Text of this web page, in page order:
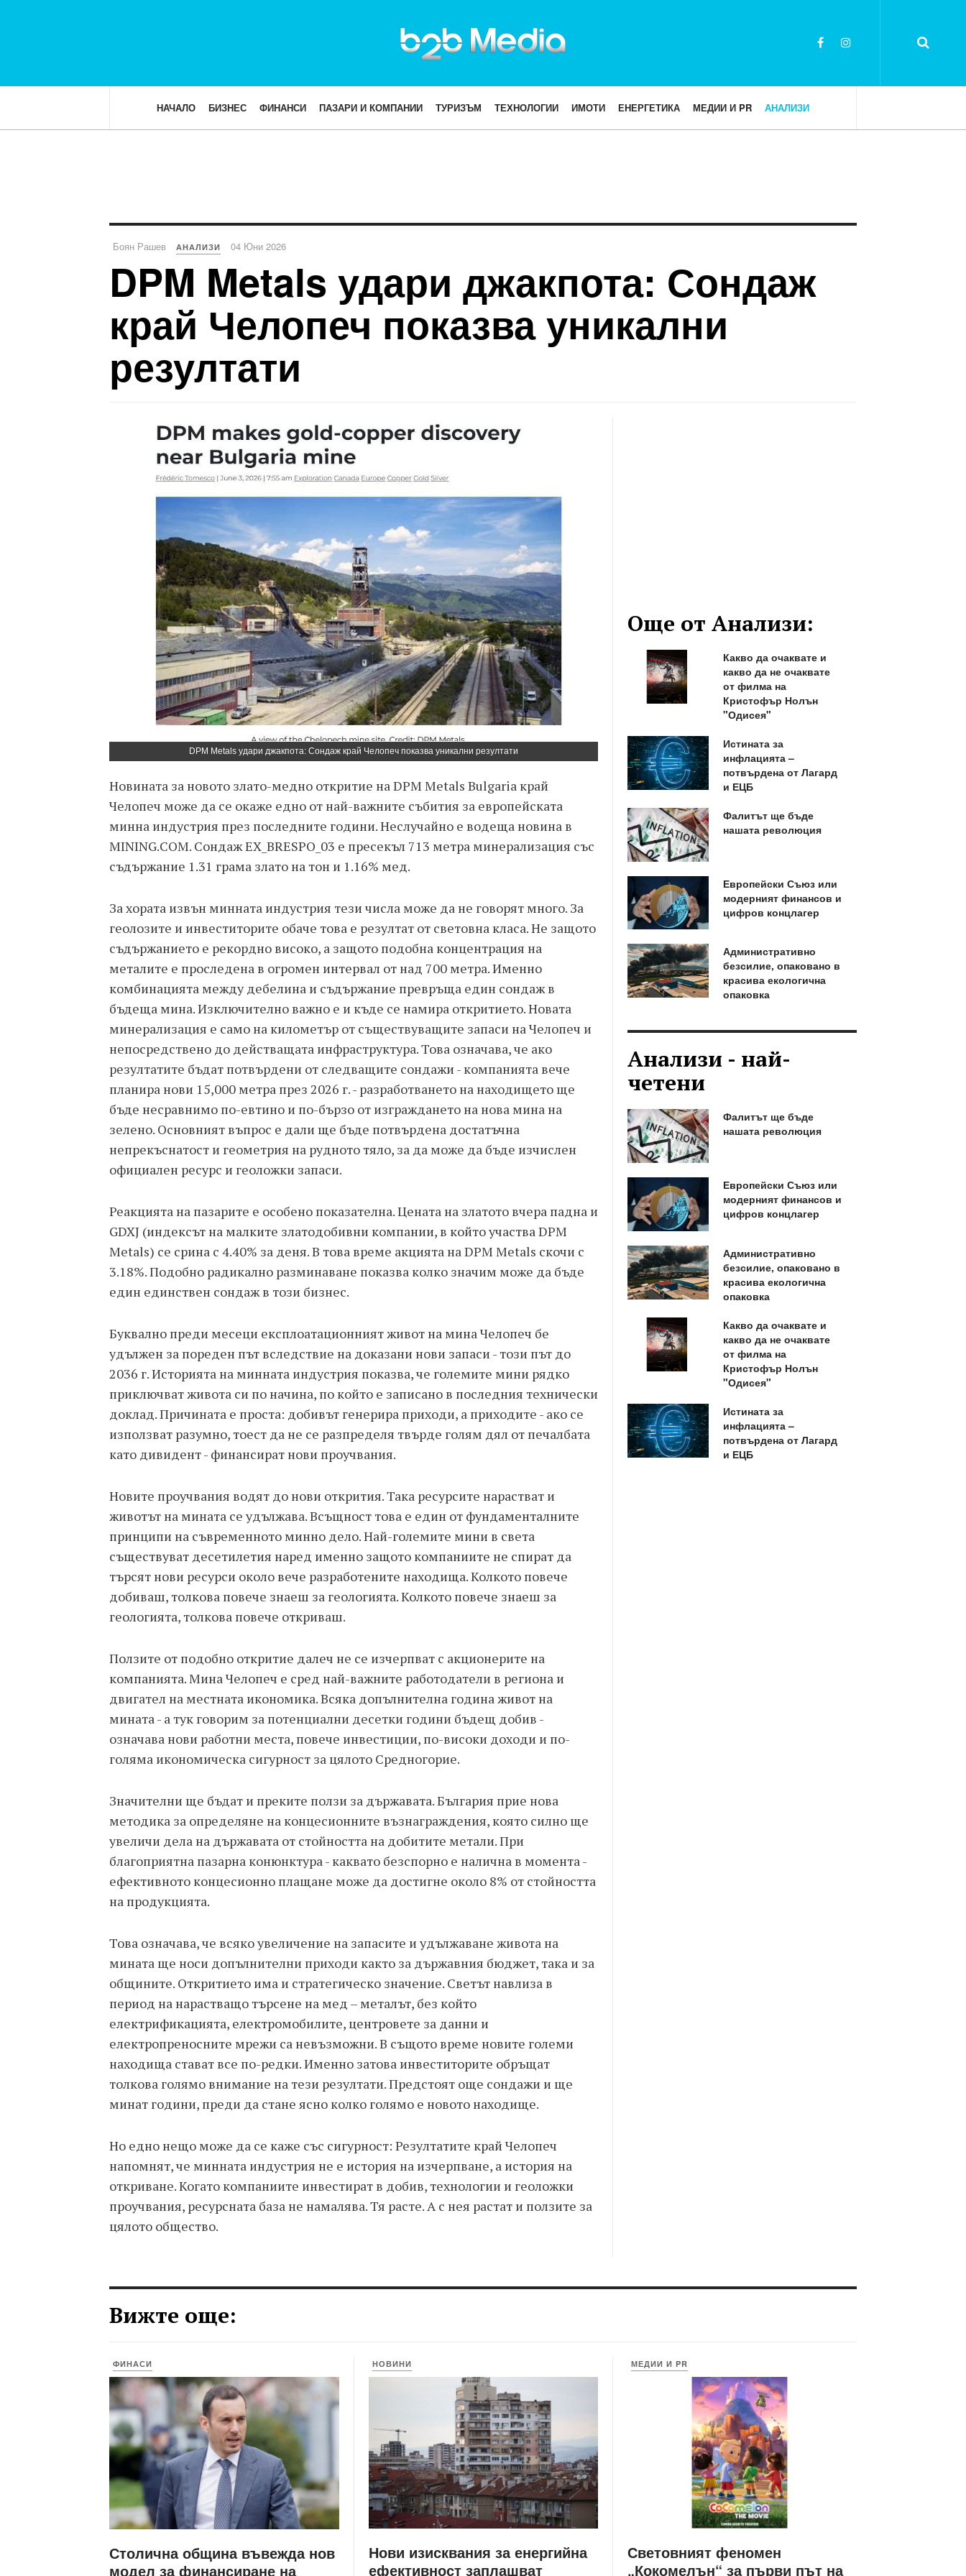
НАЧАЛО БИЗНЕС ФИНАНСИ ПАЗАРИ И КОМПАНИИ ТУРИЗЪМ ТЕХНОЛОГИИ ИМОТИ ЕНЕРГЕТИКА МЕДИИ И PR АНАЛИЗИ
Боян Рашев АНАЛИЗИ 04 Юни 2026
DPM Metals удари джакпота: Сондаж
край Челопеч показва уникални
резултати
DPM Metals удари джакпота: Сондаж край Челопеч показва уникални резултати
Новината за новото злато-медно откритие на DPM Metals Bulgaria край
Челопеч може да се окаже едно от най-важните събития за европейската
минна индустрия през последните години. Неслучайно е водеща новина в
MINING.COM. Сондаж EX_BRESPO_03 е пресекъл 713 метра минерализация със
съдържание 1.31 грама злато на тон и 1.16% мед.
За хората извън минната индустрия тези числа може да не говорят много. За
геолозите и инвеститорите обаче това е резултат от световна класа. Не защото
съдържанието е рекордно високо, а защото подобна концентрация на
металите е проследена в огромен интервал от над 700 метра. Именно
комбинацията между дебелина и съдържание превръща един сондаж в
бъдеща мина. Изключително важно е и къде се намира откритието. Новата
минерализация е само на километър от съществуващите запаси на Челопеч и
непосредствено до действащата инфраструктура. Това означава, че ако
резултатите бъдат потвърдени от следващите сондажи - компанията вече
планира нови 15,000 метра през 2026 г. - разработването на находището ще
бъде несравнимо по-евтино и по-бързо от изграждането на нова мина на
зелено. Основният въпрос е дали ще бъде потвърдена достатъчна
непрекъснатост и геометрия на рудното тяло, за да може да бъде изчислен
официален ресурс и геоложки запаси.
Реакцията на пазарите е особено показателна. Цената на златото вчера падна и
GDXJ (индексът на малките златодобивни компании, в който участва DPM
Metals) се срина с 4.40% за деня. В това време акцията на DPM Metals скочи с
3.18%. Подобно радикално разминаване показва колко значим може да бъде
един единствен сондаж в този бизнес.
Буквално преди месеци експлоатационният живот на мина Челопеч бе
удължен за пореден път вследствие на доказани нови запаси - този път до
2036 г. Историята на минната индустрия показва, че големите мини рядко
приключват живота си по начина, по който е записано в последния технически
доклад. Причината е проста: добивът генерира приходи, а приходите - ако се
използват разумно, тоест да не се разпределя твърде голям дял от печалбата
като дивидент - финансират нови проучвания.
Новите проучвания водят до нови открития. Така ресурсите нарастват и
животът на мината се удължава. Всъщност това е един от фундаменталните
принципи на съвременното минно дело. Най-големите мини в света
съществуват десетилетия наред именно защото компаниите не спират да
търсят нови ресурси около вече разработените находища. Колкото повече
добиваш, толкова повече знаеш за геологията. Колкото повече знаеш за
геологията, толкова повече откриваш.
Ползите от подобно откритие далеч не се изчерпват с акционерите на
компанията. Мина Челопеч е сред най-важните работодатели в региона и
двигател на местната икономика. Всяка допълнителна година живот на
мината - а тук говорим за потенциални десетки години бъдещ добив -
означава нови работни места, повече инвестиции, по-високи доходи и по-
голяма икономическа сигурност за цялото Средногорие.
Значителни ще бъдат и преките ползи за държавата. България прие нова
методика за определяне на концесионните възнаграждения, която силно ще
увеличи дела на държавата от стойността на добитите метали. При
благоприятна пазарна конюнктура - каквато безспорно е налична в момента -
ефективното концесионно плащане може да достигне около 8% от стойността
на продукцията.
Това означава, че всяко увеличение на запасите и удължаване живота на
мината ще носи допълнителни приходи както за държавния бюджет, така и за
общините. Откритието има и стратегическо значение. Светът навлиза в
период на нарастващо търсене на мед – металът, без който
електрификацията, електромобилите, центровете за данни и
електропреносните мрежи са невъзможни. В същото време новите големи
находища стават все по-редки. Именно затова инвеститорите обръщат
толкова голямо внимание на тези резултати. Предстоят още сондажи и ще
минат години, преди да стане ясно колко голямо е новото находище.
Но едно нещо може да се каже със сигурност: Резултатите край Челопеч
напомнят, че минната индустрия не е история на изчерпване, а история на
откриване. Когато компаниите инвестират в добив, технологии и геоложки
проучвания, ресурсната база не намалява. Тя расте. А с нея растат и ползите за
цялото общество.
Още от Анализи:
Какво да очаквате и
какво да не очаквате
от филма на
Кристофър Нолън
"Одисея"
Истината за
инфлацията –
потвърдена от Лагард
и ЕЦБ
Фалитът ще бъде
нашата революция
Европейски Съюз или
модерният финансов и
цифров концлагер
Административно
безсилие, опаковано в
красива екологична
опаковка
Анализи - най-
четени
Фалитът ще бъде
нашата революция
Европейски Съюз или
модерният финансов и
цифров концлагер
Административно
безсилие, опаковано в
красива екологична
опаковка
Какво да очаквате и
какво да не очаквате
от филма на
Кристофър Нолън
"Одисея"
Истината за
инфлацията –
потвърдена от Лагард
и ЕЦБ
Вижте още:
ФИНАСИ
Столична община въвежда нов
модел за финансиране на
НОВИНИ
Нови изисквания за енергийна
ефективност заплашват
МЕДИИ И PR
Световният феномен
„Кокомелън“ за първи път на